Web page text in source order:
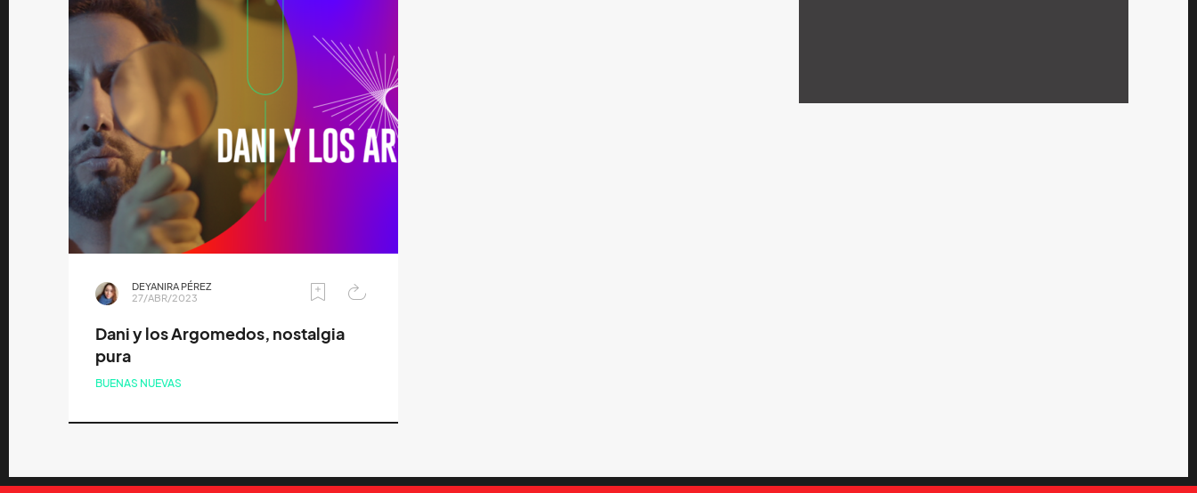
DEYANIRA PÉREZ
27/ABR/2023
Dani y los Argomedos, nostalgia
pura
BUENAS NUEVAS